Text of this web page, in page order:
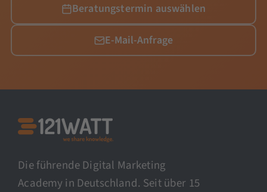
Beratungstermin auswählen
E-Mail-Anfrage
Die führende Digital Marketing
Academy in Deutschland. Seit über 15